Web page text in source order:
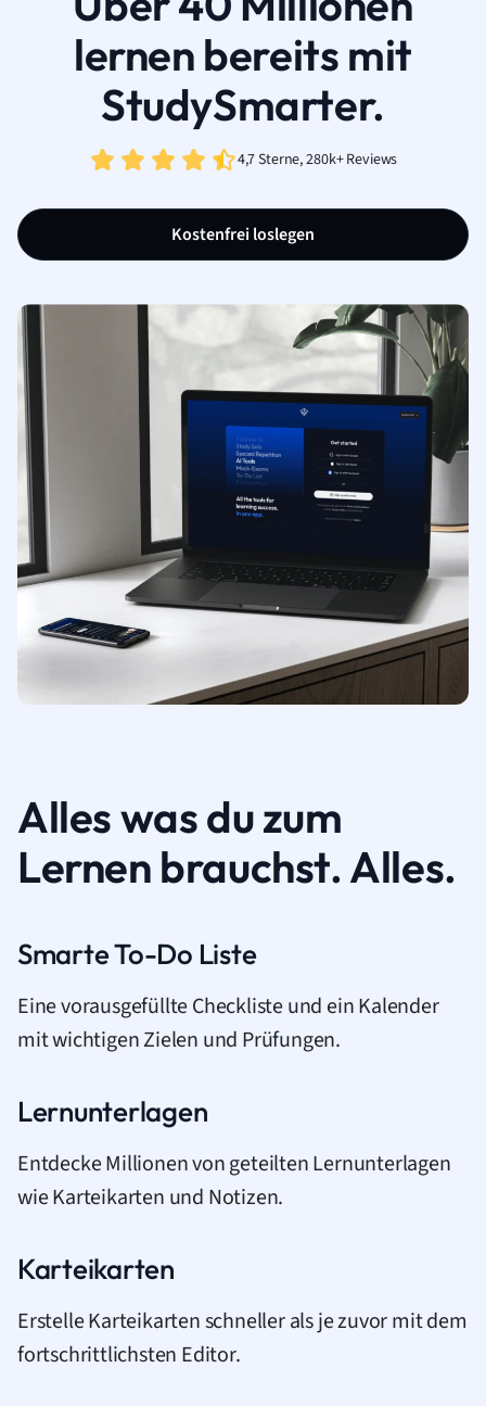
lernen bereits mit
StudySmarter.
4,7 Sterne, 280k+ Reviews
Kostenfrei loslegen
Alles was du zum
Lernen brauchst. Alles.
Smarte To-Do Liste
Eine vorausgefüllte Checkliste und ein Kalender
mit wichtigen Zielen und Prüfungen.
Lernunterlagen
Entdecke Millionen von geteilten Lernunterlagen
wie Karteikarten und Notizen.
Karteikarten
Erstelle Karteikarten schneller als je zuvor mit dem
fortschrittlichsten Editor.